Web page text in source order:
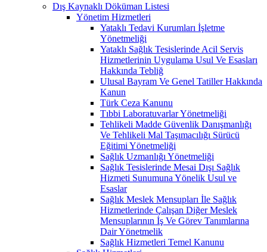
Dış Kaynaklı Döküman Listesi
Yönetim Hizmetleri
Yataklı Tedavi Kurumları İşletme
Yönetmeliği
Yataklı Sağlık Tesislerinde Acil Servis
Hizmetlerinin Uygulama Usul Ve Esasları
Hakkında Tebliğ
Ulusal Bayram Ve Genel Tatiller Hakkında
Kanun
Türk Ceza Kanunu
Tıbbi Laboratuvarlar Yönetmeliği
Tehlikeli Madde Güvenlik Danışmanlığı
Ve Tehlikeli Mal Taşımacılığı Sürücü
Eğitimi Yönetmeliği
Sağlık Uzmanlığı Yönetmeliği
Sağlık Tesislerinde Mesai Dışı Sağlık
Hizmeti Sunumuna Yönelik Usul ve
Esaslar
Sağlık Meslek Mensupları İle Sağlık
Hizmetlerinde Çalışan Diğer Meslek
Mensuplarının İş Ve Görev Tanımlarına
Dair Yönetmelik
Sağlık Hizmetleri Temel Kanunu